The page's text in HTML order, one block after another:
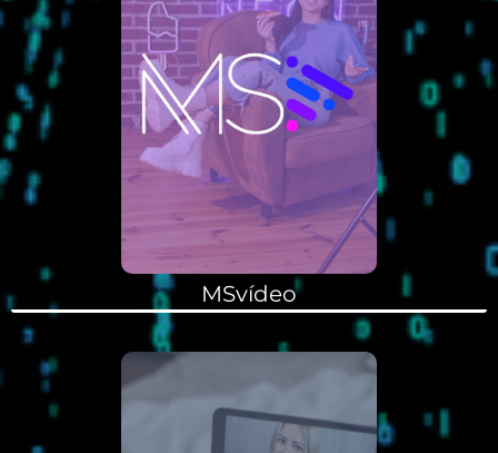
MSvídeo